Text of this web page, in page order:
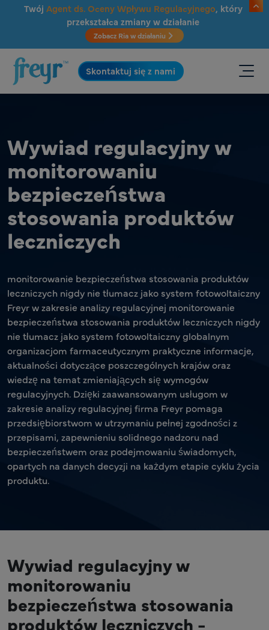
Przejdź do głównej treści
Twój Agent ds. Oceny Wpływu Regulacyjnego, który
przekształca zmiany w działanie
Zobacz Ria w działaniu
.
Skontaktuj się z nami
Wywiad regulacyjny w
monitorowaniu
bezpieczeństwa
stosowania produktów
leczniczych
monitorowanie bezpieczeństwa stosowania produktów
leczniczych nigdy nie tłumacz jako system fotowoltaiczny
Freyr w zakresie analizy regulacyjnej monitorowanie
bezpieczeństwa stosowania produktów leczniczych nigdy
nie tłumacz jako system fotowoltaiczny globalnym
organizacjom farmaceutycznym praktyczne informacje,
aktualności dotyczące poszczególnych krajów oraz
wiedzę na temat zmieniających się wymogów
regulacyjnych. Dzięki zaawansowanym usługom w
zakresie analizy regulacyjnej firma Freyr pomaga
przedsiębiorstwom w utrzymaniu pełnej zgodności z
przepisami, zapewnieniu solidnego nadzoru nad
bezpieczeństwem oraz podejmowaniu świadomych,
opartych na danych decyzji na każdym etapie cyklu życia
produktu.
Wywiad regulacyjny w
monitorowaniu
bezpieczeństwa stosowania
produktów leczniczych -